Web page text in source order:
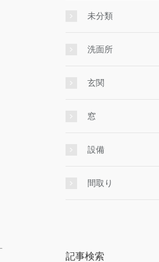
未分類
洗面所
玄関
窓
設備
間取り
記事検索